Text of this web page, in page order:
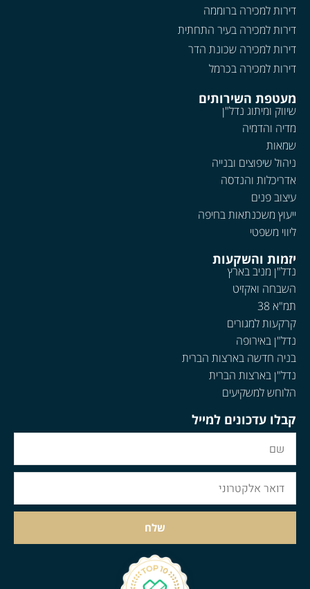
דירות למכירה ברוממה
דירות למכירה בעיר התחתית
דירות למכירה שכונת הדר
דירות למכירה בכרמל
מעטפת השירותים
שיווק ומיתוג נדל"ן
מדיה והדמיה
שמאות
ניהול שיפוצים ובנייה
אדריכלות והנדסה
עיצוב פנים
ייעוץ משכנתאות בחיפה
ליווי משפטי
יזמות והשקעות
נדל"ן מניב בארץ
השבחה ואקזיט
תמ"א 38
קרקעות למגורים
נדל"ן באירופה
בניה חדשה בארצות הברית
נדל"ן בארצות הברית
הלוחש למשקיעים
קבלו עדכונים למייל
שלח